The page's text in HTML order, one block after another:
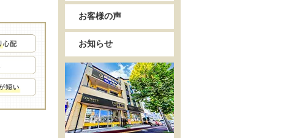
お客様の声
お知らせ